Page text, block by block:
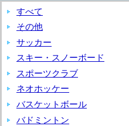
町
ル
フ
大
会
すべて
その他
サッカー
スキー・スノーボード
スポーツクラブ
ネオホッケー
バスケットボール
バドミントン